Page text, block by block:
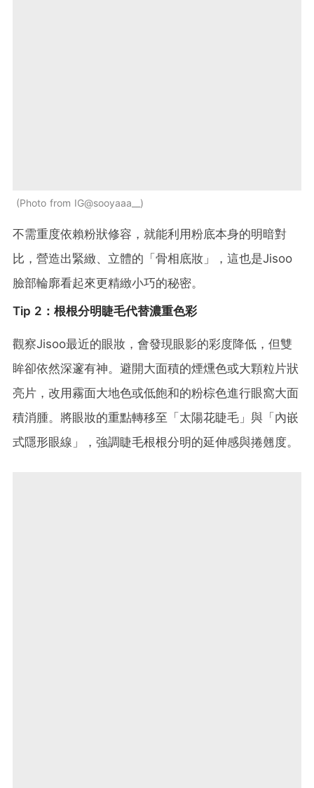
Photo from IG@sooyaaa__
不需重度依賴粉狀修容，就能利用粉底本身的明暗對
比，營造出緊緻、立體的「骨相底妝」，這也是Jisoo
臉部輪廓看起來更精緻小巧的秘密。
Tip 2：根根分明睫毛代替濃重色彩
觀察Jisoo最近的眼妝，會發現眼影的彩度降低，但雙
眸卻依然深邃有神。避開大面積的煙燻色或大顆粒片狀
亮片，改用霧面大地色或低飽和的粉棕色進行眼窩大面
積消腫。將眼妝的重點轉移至「太陽花睫毛」與「內嵌
式隱形眼線」，強調睫毛根根分明的延伸感與捲翹度。